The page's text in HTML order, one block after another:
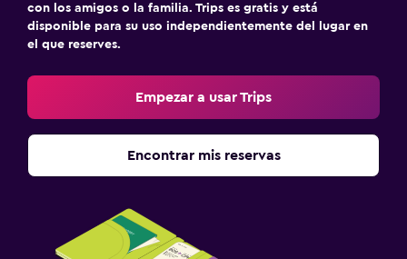
con los amigos o la familia. Trips es gratis y está
disponible para su uso independientemente del lugar en
el que reserves.
Empezar a usar Trips
Encontrar mis reservas